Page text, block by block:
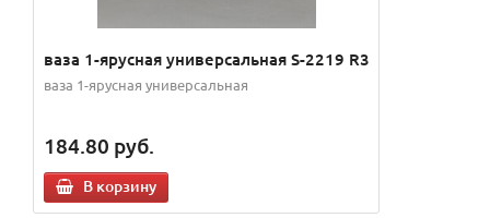
ваза 1-ярусная универсальная S-2219 R3
ваза 1-ярусная универсальная
184.80 руб.
В корзину